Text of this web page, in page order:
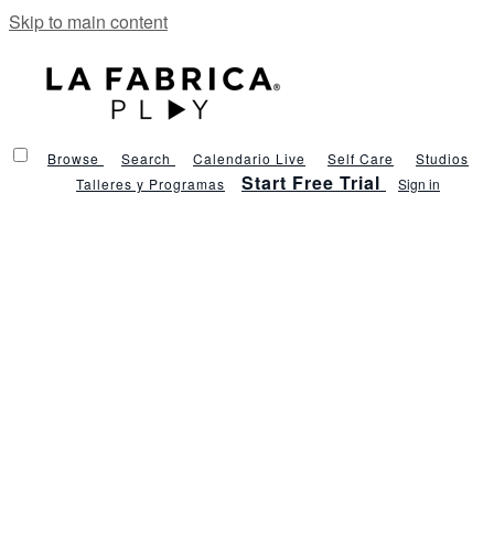
Skip to main content
Browse Search Calendario Live Self Care
Studios
Talleres y Programas
Start Free Trial Sign in